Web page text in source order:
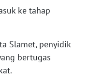
ke tahap
Slamet, penyidik
bertugas